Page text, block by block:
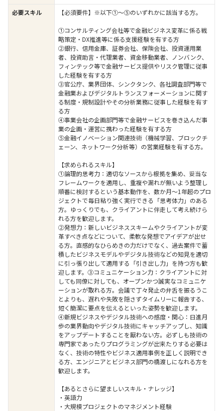
必要スキル
【必須要件】※以下①～⑤のいずれかに該当する方。
①コンサルティング会社等で金融ビジネス変革に係る戦
略策定・DX推進等に係る支援経験を有する方
②銀行、信用金庫、証券会社、保険会社、投資運用業
者、投資助言・代理業者、資金移動業者、ノンバンク、
フィンテック等で金融サービス提供やリスク管理に従事
した経験を有する方
③官公庁、業界団体、シンクタンク、各社調査部門等で
金融業およびデジタルトランスフォーメーションに関す
る制度・規制設計やその分析業務に従事した経験を有す
る方
④事業会社の企画部門等で金融サービスを巻き込んだ事
業の企画・運営に携わった経験を有する方
⑤金融イノベーション関連技術（機械学習、ブロックチ
ェーン、ネットワーク分析等）の営業経験を有する方。
【求められるスキル】
①論理的思考力：適切なソースから根拠を集め、妥当な
フレームワークを適用し、重複や漏れが無いよう整理し
順番に検討するという基本動作を、数か月～1年超のプロ
ジェクトで毎日粘り強く実行できる「思考体力」のある
方。ゆっくりでも、クライアントに伴走して考え続けら
れる方を歓迎します。
②発想力：新しいビジネススキームやクライアントが変
革すべき点などについて、柔軟な発想でアイデアが出せ
る方。直感的なひらめきの力だけでなく、過去案件で蓄
積したビジネスモデルやデジタル技術などの知見を適切
に引っ張り出して適用する「引き出し力」を持つ方も歓
迎します。③コミュニケーション力：クライアントに対
しても同僚に対しても、オープンかつ誠実なコミュニケ
ーションが取れる方。会議で丁々発止の弁舌を振るうこ
とよりも、遅れや失敗を隠さずタイムリーに報告する、
短く簡潔に要点を伝えるといった姿勢を歓迎します。
④新規ビジネスやデジタル技術への感度・関心：日進月
歩の業界動向やデジタル技術にキャッチアップし、知識
をアップデートすることを厭わない方。必ずしも技術の
専門家であったりプログラミングが出来たりする必要は
なく、技術の特性やビジネス適用事例を正しく説明でき
る方、エンジニアとビジネス部門の橋渡しになれる方を
歓迎します。
【あるとさらに望ましいスキル・ナレッジ】
・英語力
・大規模プロジェクトのマネジメント経験